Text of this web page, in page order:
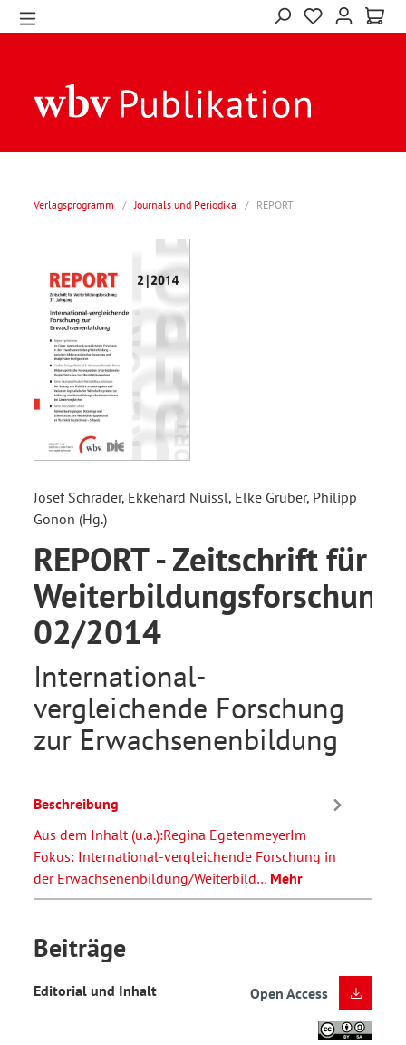
Verlagsprogramm / Journals und Periodika / REPORT
Josef Schrader, Ekkehard Nuissl, Elke Gruber, Philipp
Gonon (Hg.)
REPORT - Zeitschrift für
Weiterbildungsforschung
02/2014
International-
vergleichende Forschung
zur Erwachsenenbildung
Beschreibung
Aus dem Inhalt (u.a.):Regina EgetenmeyerIm
Fokus: International-vergleichende Forschung in
der Erwachsenenbildung/Weiterbild… Mehr
Beiträge
Editorial und Inhalt Open Access